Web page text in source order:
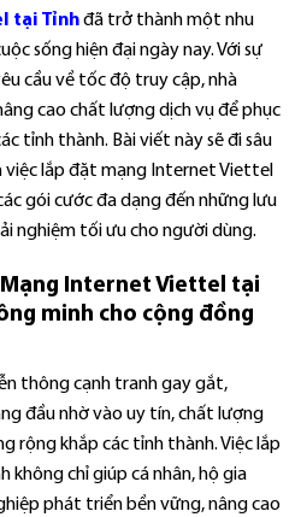
tại Tỉnhđã trở thành một nhu
sống hiện đại ngày nay. Với sự
cầu về tốc độ truy cập, nhà
cao chất lượng dịch vụ để phục
tỉnh thành. Bài viết này sẽ đi sâu
việc lắp đặt mạng Internet Viettel
gói cước đa dạng đến những lưu
nghiệm tối ưu cho người dùng.
Internet Viettel tại
minh cho cộng đồng
thông cạnh tranh gay gắt,
đầu nhờ vào uy tín, chất lượng
rộng khắp các tỉnh thành. Việc lắp
không chỉ giúp cá nhân, hộ gia
phát triển bền vững, nâng cao